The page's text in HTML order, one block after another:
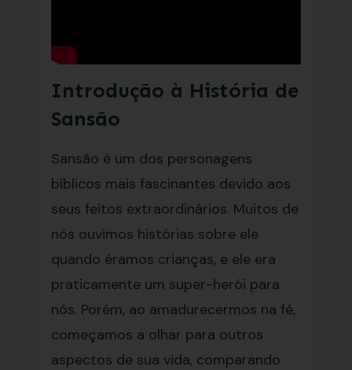
Introdução à História de
Sansão
Sansão é um dos personagens
bíblicos mais fascinantes devido aos
seus feitos extraordinários. Muitos de
nós ouvimos histórias sobre ele
quando éramos crianças, e ele era
praticamente um super-herói para
nós. Porém, ao amadurecermos na fé,
começamos a olhar para outros
aspectos de sua vida, comparando